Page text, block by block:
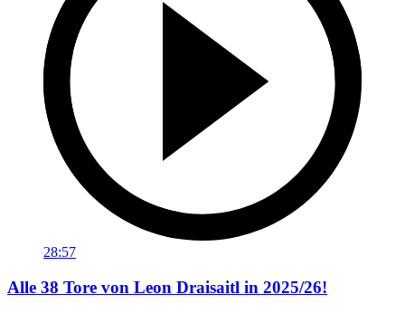
28:57
Alle 38 Tore von Leon Draisaitl in 2025/26!